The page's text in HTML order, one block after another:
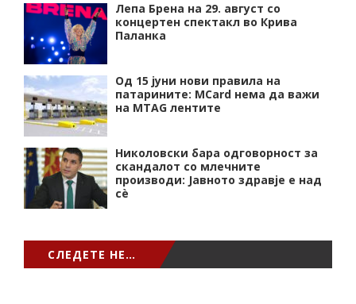
Лепа Брена на 29. август со
концертен спектакл во Крива
Паланка
Од 15 јуни нови правила на
патарините: MCard нема да важи
на MTAG лентите
Николовски бара одговорност за
скандалот со млечните
производи: Јавното здравје е над
сѐ
СЛЕДЕТЕ НЕ…